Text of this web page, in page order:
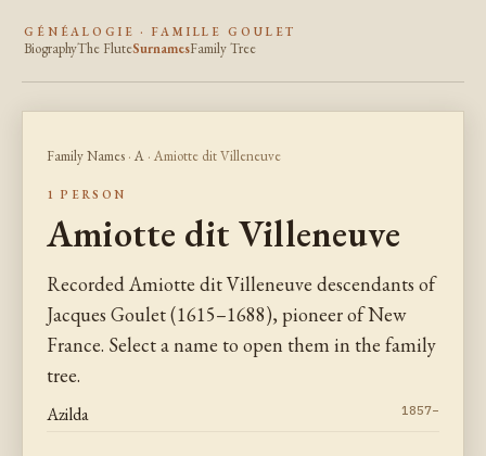
GÉNÉALOGIE · FAMILLE GOULET
BiographyThe FluteSurnamesFamily Tree
Family Names · A · Amiotte dit Villeneuve
1 PERSON
Amiotte dit Villeneuve
Recorded Amiotte dit Villeneuve descendants of
Jacques Goulet (1615–1688), pioneer of New
France. Select a name to open them in the family
tree.
Azilda 1857–